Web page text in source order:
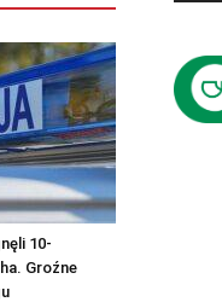
10-
Groźne